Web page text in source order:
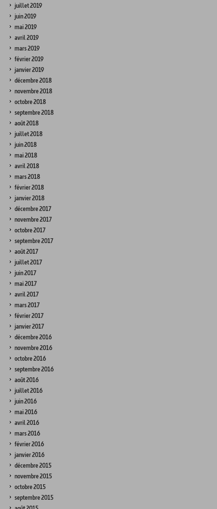
juillet 2019
juin 2019
mai 2019
avril 2019
mars 2019
février 2019
janvier 2019
décembre 2018
novembre 2018
octobre 2018
septembre 2018
août 2018
juillet 2018
juin 2018
mai 2018
avril 2018
mars 2018
février 2018
janvier 2018
décembre 2017
novembre 2017
octobre 2017
septembre 2017
août 2017
juillet 2017
juin 2017
mai 2017
avril 2017
mars 2017
février 2017
janvier 2017
décembre 2016
novembre 2016
octobre 2016
septembre 2016
août 2016
juillet 2016
juin 2016
mai 2016
avril 2016
mars 2016
février 2016
janvier 2016
décembre 2015
novembre 2015
octobre 2015
septembre 2015